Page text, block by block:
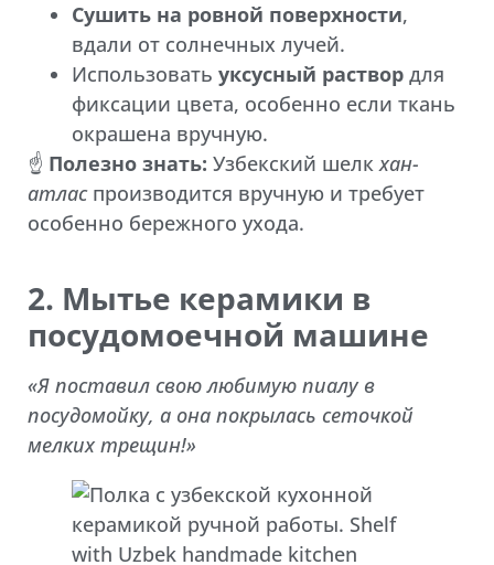
Сушить на ровной поверхности,
вдали от солнечных лучей.
Использовать уксусный раствор для
фиксации цвета, особенно если ткань
окрашена вручную.
☝️ Полезно знать: Узбекский шелкхан-
атласпроизводится вручную и требует
особенно бережного ухода.
2. Мытье керамики в
посудомоечной машине
«Я поставил свою любимую пиалу в
посудомойку, а она покрылась сеточкой
мелких трещин!»